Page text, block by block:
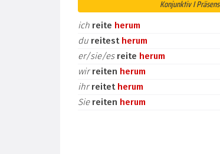
Konjunktiv I Präsens
ich reite herum
du reitest herum
er/sie/es reite herum
wirreiten herum
ihrreitet herum
Sie reiten herum